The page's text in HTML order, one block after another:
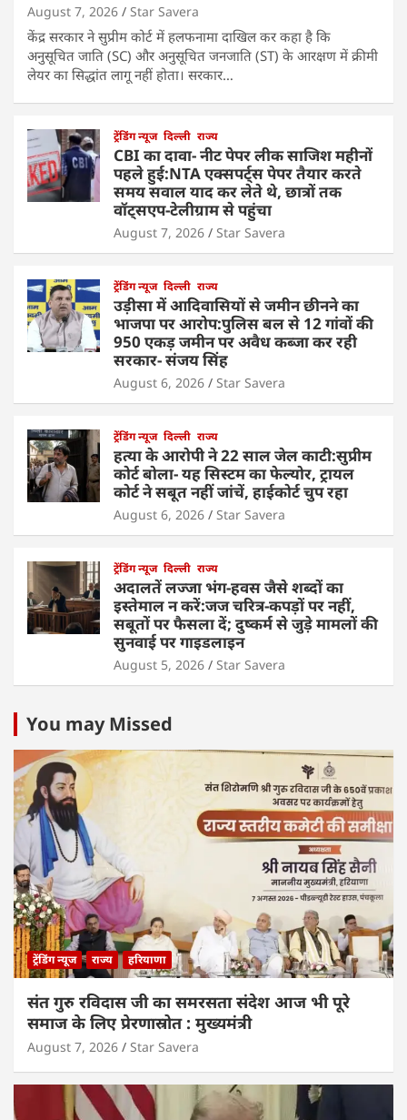
August 7, 2026 Star Savera
केंद्र सरकार ने सुप्रीम कोर्ट में हलफनामा दाखिल कर कहा है कि
अनुसूचित जाति (SC) और अनुसूचित जनजाति (ST) के आरक्षण में क्रीमी
लेयर का सिद्धांत लागू नहीं होता। सरकार…
ट्रेंडिंग न्यूज दिल्ली राज्य
CBI का दावा- नीट पेपर लीक साजिश महीनों
पहले हुई:NTA एक्सपर्ट्स पेपर तैयार करते
समय सवाल याद कर लेते थे, छात्रों तक
वॉट्सएप-टेलीग्राम से पहुंचा
August 7, 2026 Star Savera
ट्रेंडिंग न्यूज दिल्ली राज्य
उड़ीसा में आदिवासियों से जमीन छीनने का
भाजपा पर आरोप:पुलिस बल से 12 गांवों की
950 एकड़ जमीन पर अवैध कब्जा कर रही
सरकार- संजय सिंह
August 6, 2026 Star Savera
ट्रेंडिंग न्यूज दिल्ली राज्य
हत्या के आरोपी ने 22 साल जेल काटी:सुप्रीम
कोर्ट बोला- यह सिस्टम का फेल्योर, ट्रायल
कोर्ट ने सबूत नहीं जांचें, हाईकोर्ट चुप रहा
August 6, 2026 Star Savera
ट्रेंडिंग न्यूज दिल्ली राज्य
अदालतें लज्जा भंग-हवस जैसे शब्दों का
इस्तेमाल न करें:जज चरित्र-कपड़ों पर नहीं,
सबूतों पर फैसला दें; दुष्कर्म से जुड़े मामलों की
सुनवाई पर गाइडलाइन
August 5, 2026 Star Savera
You may Missed
ट्रेंडिंग न्यूज राज्य हरियाणा
संत गुरु रविदास जी का समरसता संदेश आज भी पूरे
समाज के लिए प्रेरणास्रोत : मुख्यमंत्री
August 7, 2026 Star Savera